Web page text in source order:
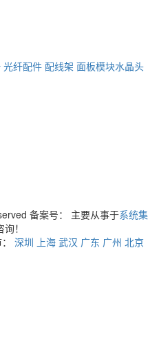
光纤配件 配线架 面板模块水晶头
备案号：
主要从事于系统集
！
深圳 上海 武汉 广东 广州 北京